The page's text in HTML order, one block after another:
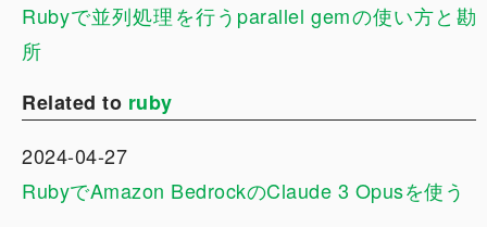
Rubyで並列処理を行うparallel gemの使い方と勘
所
Related to ruby
2024-04-27
RubyでAmazon BedrockのClaude 3 Opusを使う